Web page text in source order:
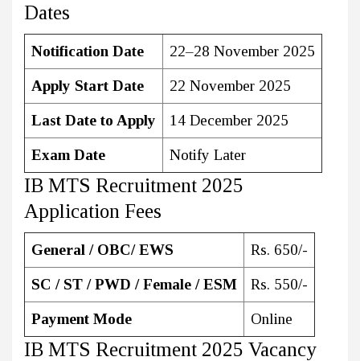
Dates
Notification Date 22–28 November 2025
Apply Start Date 22 November 2025
Last Date to Apply 14 December 2025
Exam Date Notify Later
IB MTS Recruitment 2025
Application Fees
General / OBC/ EWS Rs. 650/-
SC / ST / PWD / Female / ESM Rs. 550/-
Payment Mode Online
IB MTS Recruitment 2025 Vacancy